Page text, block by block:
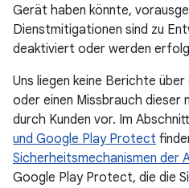
Gerät haben könnte,
Dienstmitigationen sind zu
deaktiviert oder werden
Uns liegen keine Berichte
oder einen Missbrauch dieser
durch Kunden vor. Im Abschnitt
und Google Play Protect
Sicherheitsmechanismen der
Google Play Protect, die die